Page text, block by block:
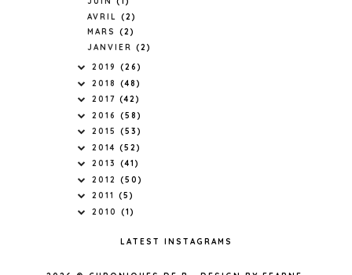
AVRIL (2)
MARS (2)
JANVIER (2)
2019 (26)
2018 (48)
2017 (42)
2016 (58)
2015 (53)
2014 (52)
2013 (41)
2012 (50)
2011 (5)
2010 (1)
LATEST INSTAGRAMS